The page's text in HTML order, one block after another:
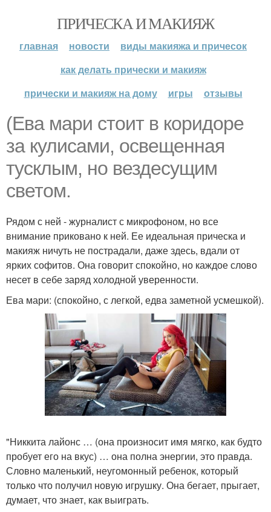
ПРИЧЕСКА И МАКИЯЖ
главная новости
виды макияжа и причесок
как делать прически и макияж
прически и макияж на дому
игры отзывы
(Ева мари стоит в коридоре
за кулисами, освещенная
тусклым, но вездесущим
светом.
Рядом с ней - журналист с микрофоном, но все
внимание приковано к ней. Ее идеальная прическа и
макияж ничуть не пострадали, даже здесь, вдали от
ярких софитов. Она говорит спокойно, но каждое слово
несет в себе заряд холодной уверенности.
Ева мари: (спокойно, с легкой, едва заметной усмешкой).
"Никкита лайонс … (она произносит имя мягко, как будто
пробует его на вкус) … она полна энергии, это правда.
Словно маленький, неугомонный ребенок, который
только что получил новую игрушку. Она бегает, прыгает,
думает, что знает, как выиграть.